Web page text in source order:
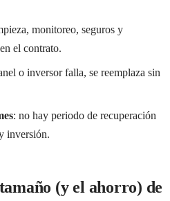
monitoreo, seguros y
el contrato.
o inversor falla, se reemplaza sin
: no hay periodo de recuperación
inversión.
(y el ahorro) de